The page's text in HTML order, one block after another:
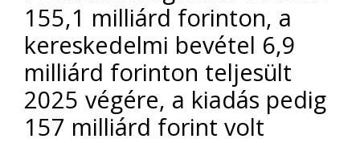
155,1 milliárd forinton, a
kereskedelmi bevétel 6,9
milliárd forinton teljesült
2025 végére, a kiadás pedig
157 milliárd forint volt